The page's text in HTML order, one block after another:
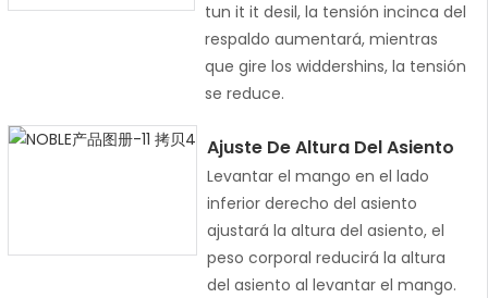
tun it it desil, la tensión incinca del
respaldo aumentará, mientras
que gire los widdershins, la tensión
se reduce.
Ajuste De Altura Del Asiento
Levantar el mango en el lado
inferior derecho del asiento
ajustará la altura del asiento, el
peso corporal reducirá la altura
del asiento al levantar el mango.